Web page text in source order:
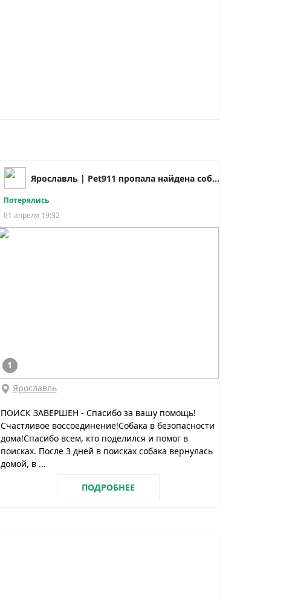
Ярославль | Pet911 пропала найдена собака кошка
Потерялись
01 апреля 19:32
1
Ярославль
ПОИСК ЗАВЕРШЕН - Спасибо за вашу помощь!
Счастливое воссоединение!Собака в безопасности
дома!Спасибо всем, кто поделился и помог в
поисках. После 3 дней в поисках собака вернулась
домой, в ...
ПОДРОБНЕЕ